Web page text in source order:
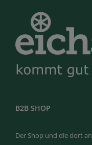
B2B SHOP
Der Shop und die dort